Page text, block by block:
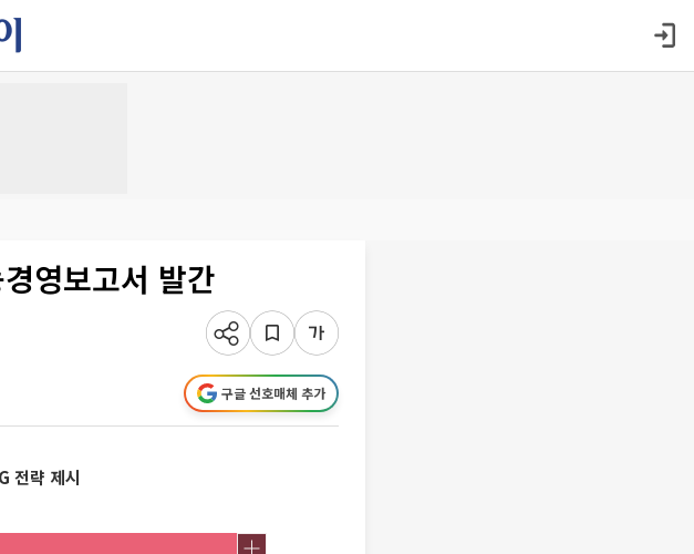
영보고서 발간
구글 선호매체 추가
전략 제시